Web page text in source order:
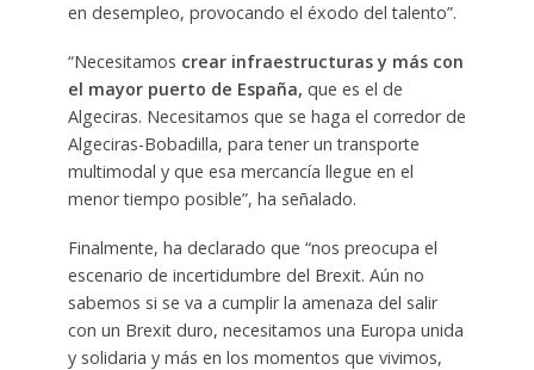
en desempleo, provocando el éxodo del talento”.
“Necesitamos crear infraestructuras y más con
el mayor puerto de España, que es el de
Algeciras. Necesitamos que se haga el corredor de
Algeciras-Bobadilla, para tener un transporte
multimodal y que esa mercancía llegue en el
menor tiempo posible”, ha señalado.
Finalmente, ha declarado que “nos preocupa el
escenario de incertidumbre del Brexit. Aún no
sabemos si se va a cumplir la amenaza del salir
con un Brexit duro, necesitamos una Europa unida
y solidaria y más en los momentos que vivimos,